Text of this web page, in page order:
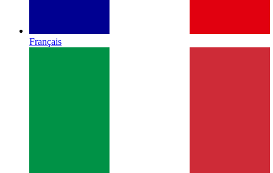
Français